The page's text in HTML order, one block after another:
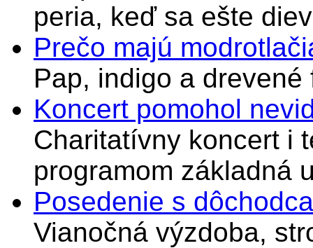
peria, keď sa ešte
Prečo majú
Pap, indigo a drevené
Koncert pomohol
Charitatívny koncert i
programom základná
Posedenie s
Vianočná výzdoba,